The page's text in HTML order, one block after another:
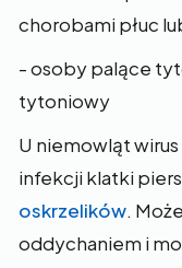
chorobami płuc
- osoby palące
tytoniowy
U niemowląt
infekcji klatki
oskrzelików.
oddychaniem i